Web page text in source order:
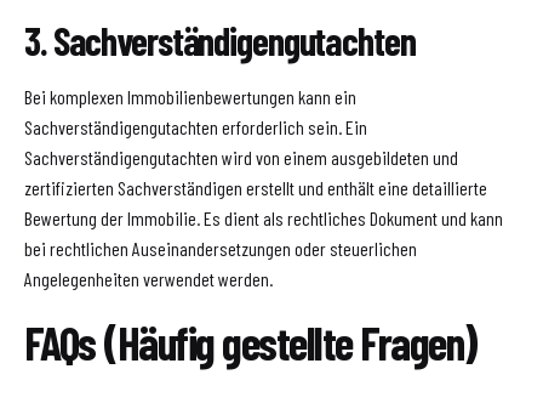
3. Sachverständigengutachten
Bei komplexen Immobilienbewertungen kann ein
Sachverständigengutachten erforderlich sein. Ein
Sachverständigengutachten wird von einem ausgebildeten und
zertifizierten Sachverständigen erstellt und enthält eine detaillierte
Bewertung der Immobilie. Es dient als rechtliches Dokument und kann
bei rechtlichen Auseinandersetzungen oder steuerlichen
Angelegenheiten verwendet werden.
FAQs (Häufig gestellte Fragen)